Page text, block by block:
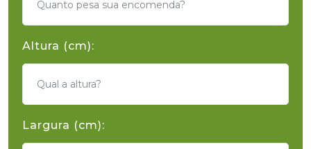
Altura (cm):
Largura (cm):